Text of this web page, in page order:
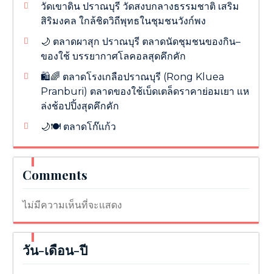
วัดเขาดิน ปราณบุรี วัดสงบกลางธรรมชาติ เสริม
สิริมงคล ใกล้ชิดวิถีพุทธในชุมชนวังก์พง
🌙 ตลาดผาสุก ปราณบุรี ตลาดนัดชุมชนของกิน–
ของใช้ บรรยากาศโลคอลสุดคึกคัก
🛍️🌈 ตลาดโรงเกลือปราณบุรี (Rong Kluea
Pranburi) ตลาดของใช้เบ็ดเตล็ดราคาย่อมเยา แห
ล่งช้อปปิ้งสุดคึกคัก
🌙🍽️ ตลาดโก๊แก้ว
Comments
ไม่มีความเห็นที่จะแสดง
วัน-เดือน-ปี